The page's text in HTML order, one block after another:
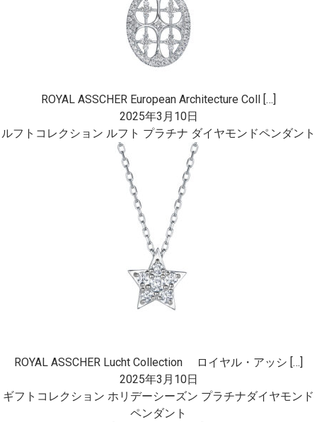
ROYAL ASSCHER European Architecture Coll […]
2025年3月10日
ルフトコレクション ルフト プラチナ ダイヤモンドペンダント
ROYAL ASSCHER Lucht Collection ロイヤル・アッシ […]
2025年3月10日
ギフトコレクション ホリデーシーズン プラチナダイヤモンド
ペンダント